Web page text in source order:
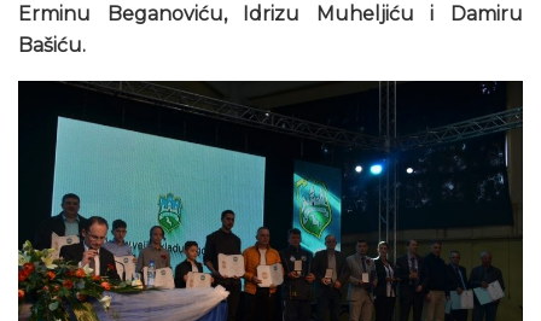
Erminu Beganoviću, Idrizu Muheljiću i Damiru
Bašiću.